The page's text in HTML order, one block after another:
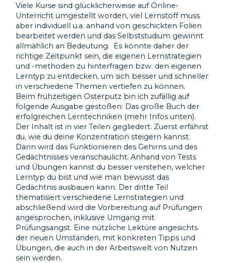
Viele Kurse sind glücklicherweise auf Online-
Unterricht umgestellt worden, viel Lernstoff muss
aber individuell u.a. anhand von geschickten Folien
bearbeitet werden und das Selbststudium gewinnt
allmählich an Bedeutung. Es könnte daher der
richtige Zeitpunkt sein, die eigenen Lernstrategien
und -methoden zu hinterfragen bzw. den eigenen
Lerntyp zu entdecken, um sich besser und schneller
in verschiedene Themen vertiefen zu können.
Beim frühzeitigen Osterputz bin ich zufällig auf
folgende Ausgabe gestoßen: Das große Buch der
erfolgreichen Lerntechniken (mehr Infos unten).
Der Inhalt ist in vier Teilen gegliedert. Zuerst erfährst
du, wie du deine Konzentration steigern kannst.
Dann wird das Funktionieren des Gehirns und des
Gedächtnisses veranschaulicht. Anhand von Tests
und Übungen kannst du besser verstehen, welcher
Lerntyp du bist und wie man bewusst das
Gedächtnis ausbauen kann. Der dritte Teil
thematisiert verschiedene Lernstrategien und
abschließend wird die Vorbereitung auf Prüfungen
angesprochen, inklusive Umgang mit
Prüfungsangst. Eine nützliche Lektüre angesichts
der neuen Umständen, mit konkreten Tipps und
Übungen, die auch in der Arbeitswelt von Nutzen
sein werden.